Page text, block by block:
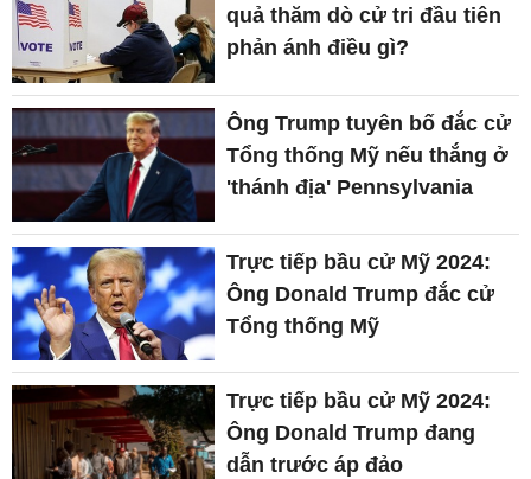
quả thăm dò cử tri đầu tiên
phản ánh điều gì?
Ông Trump tuyên bố đắc cử
Tổng thống Mỹ nếu thắng ở
'thánh địa' Pennsylvania
Trực tiếp bầu cử Mỹ 2024:
Ông Donald Trump đắc cử
Tổng thống Mỹ
Trực tiếp bầu cử Mỹ 2024:
Ông Donald Trump đang
dẫn trước áp đảo